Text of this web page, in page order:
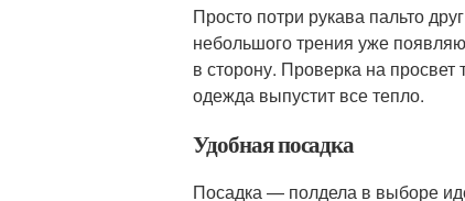
Просто потри рукава пальто
небольшого трения уже
в сторону. Проверка на просвет
одежда выпустит все тепло.
Удобная посадка
Посадка — полдела в выборе